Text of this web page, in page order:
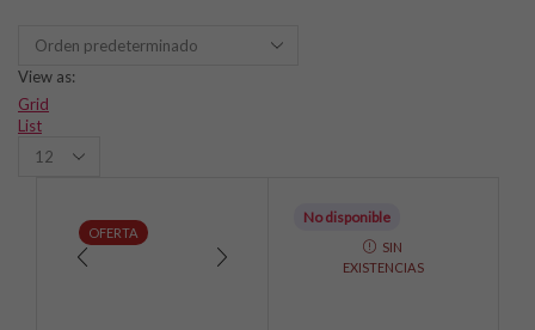
View as:
Grid
List
per
OFERTA
SIN
EXISTENCIAS
No disponible